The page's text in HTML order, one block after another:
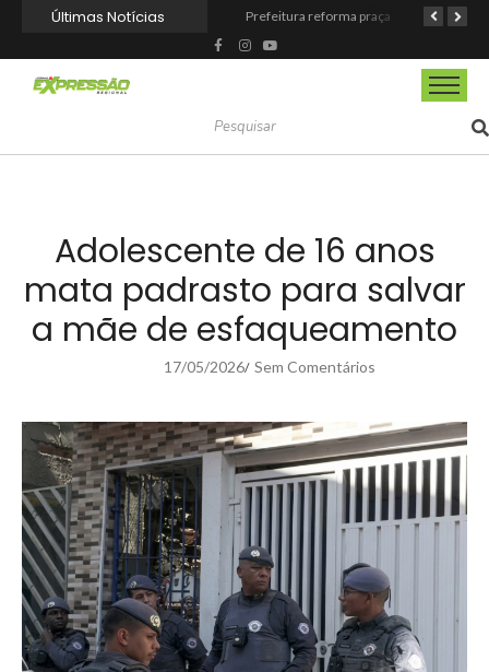
Últimas Notícias Prefeitura inaugura Espaço Motoboy na Aldeia da Serra e amplia rede de apoio à categoria
Adolescente de 16 anos
mata padrasto para salvar
a mãe de esfaqueamento
17/05/2026/ Sem Comentários